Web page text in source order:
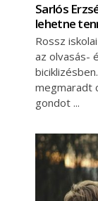
Sarlós
lehetne
Rossz
az olvasás-
megmaradt
gondot